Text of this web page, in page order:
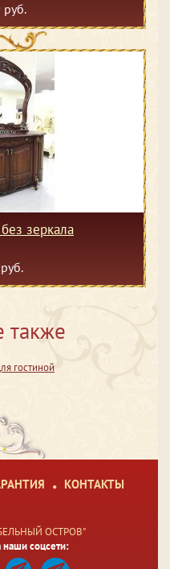
зеркала
также
гостиной
КОНТАКТЫ
ОСТРОВ"
наши соцсети: